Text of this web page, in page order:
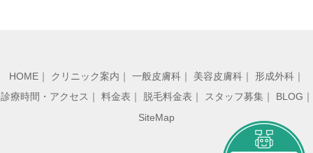
HOME ｜ クリニック案内 ｜ 一般皮膚科 ｜ 美容皮膚科 ｜ 形成外科 ｜
診療時間・アクセス ｜ 料金表 ｜ 脱毛料金表 ｜ スタッフ募集｜ BLOG ｜
SiteMap